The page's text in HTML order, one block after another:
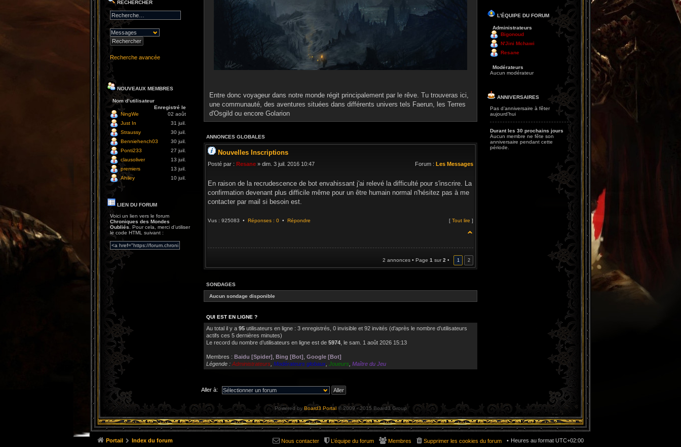
Entre donc voyageur dans notre monde régit principalement par le rêve. Tu trouveras ici,
une communauté, des aventures situées dans différents univers tels Faerun, les Terres
d'Osgild ou encore Golarion
ANNONCES GLOBALES
Nouvelles Inscriptions
Posté par : Resane » dim. 3 juil. 2016 10:47 Forum : Les Messages
En raison de la recrudescence de bot envahissant j'ai relevé la difficulté pour s'inscrire. La
confirmation devenant plus difficile même pour un être humain normal n'hésitez pas à me
contacter par mail si besoin est.
Vus : 925083 • Réponses : 0 • Répondre [ Tout lire ]
2 annonces • Page 1 sur2 • 1 2
SONDAGES
Aucun sondage disponible
QUI EST EN LIGNE ?
Au total il y a 95 utilisateurs en ligne : 3 enregistrés, 0 invisible et 92 invités (d’après le nombre d’utilisateurs
actifs ces 5 dernières minutes)
Le record du nombre d’utilisateurs en ligne est de 5974 , le sam. 1 août 2026 15:13
Membres : Baidu [Spider] Bing [Bot] Google [Bot]
Légende : Administrateurs Modérateurs globaux Joueurs Maître du Jeu
Aller à:
RECHERCHER
Recherche avancée
NOUVEAUX MEMBRES
Nom d’utilisateur
Enregistré le
NingWe
02 août
Just In
31 juil.
Straussy
30 juil.
Benniehench03
30 juil.
Ponti233
27 juil.
clausoliver
13 juil.
premiers
13 juil.
Ahiley
10 juil.
LIEN DU FORUM
Voici un lien vers le forum
Chroniques des Mondes
Oubliés . Pour cela, merci d’utiliser
le code HTML suivant :
L’ÉQUIPE DU FORUM
Administrateurs
Bigonoud
N'Jini Mchawi
Resane
Modérateurs
Aucun modérateur
ANNIVERSAIRES
Pas d’anniversaire à fêter
aujourd’hui
Durant les 30 prochains jours
Aucun membre ne fête son
anniversaire pendant cette
période.
Powered by Board3 Portal© 2009 - 2015 Board3 Group
Portail Index du forum Heures au format UTC+02:00
Supprimer les cookies du forum
Membres
L’équipe du forum
Nous contacter